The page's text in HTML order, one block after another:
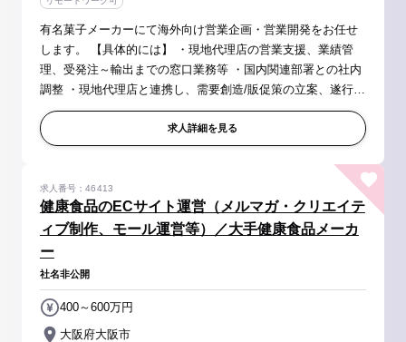
有名菓子メーカーにて海外向け営業企画・営業開発をお任せ
します。 【具体的には】 ・現地代理店の営業支援、業績管
理、受発注～輸出までの窓口業務等 ・国内関連部署との社内
調整 ・現地代理店と連携し、需要創造/販促策の立案、遂行
・新規流通チャネル、顧客の開拓などの営業活動（将来的
求人詳細を見る
健康食品のECサイト運営（メルマガ・クリエイテ
ィブ制作、モール運営等）／大手健康食品メーカ
ー
求人番号：46413
社名非公開
大阪府大阪市
400～600万円